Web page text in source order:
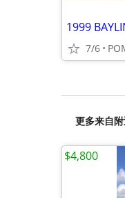
1999
7/6
更多来自
$4,800